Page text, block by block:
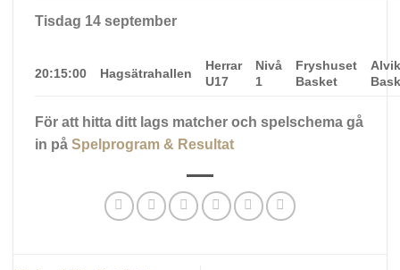
Tisdag 14 september
20:15:00 Hagsätrahallen
Herrar
U17
Nivå
1
Fryshuset
Basket
För att hitta ditt lags matcher och spelschema gå
in på Spelprogram & Resultat